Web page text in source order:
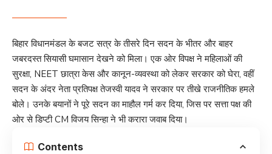
बिहार विधानमंडल के बजट सत्र के तीसरे दिन सदन के भीतर और बाहर
जबरदस्त सियासी घमासान देखने को मिला। एक ओर विपक्ष ने महिलाओं की
सुरक्षा, NEET छात्रा केस और कानून-व्यवस्था को लेकर सरकार को घेरा, वहीं
सदन के अंदर नेता प्रतिपक्ष तेजस्वी यादव ने सरकार पर तीखे राजनीतिक हमले
बोले। उनके बयानों ने पूरे सदन का माहौल गर्म कर दिया, जिस पर सत्ता पक्ष की
ओर से डिप्टी CM विजय सिन्हा ने भी करारा जवाब दिया।
Contents